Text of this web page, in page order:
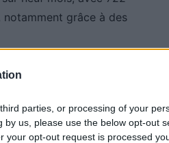
parties, or processing of your
us, please use the below opt-out
your opt-out request is processed
notamment grâce à des
en deçà des
1,3 million de
contre 13,1 % un an
de 20 %, totalisant